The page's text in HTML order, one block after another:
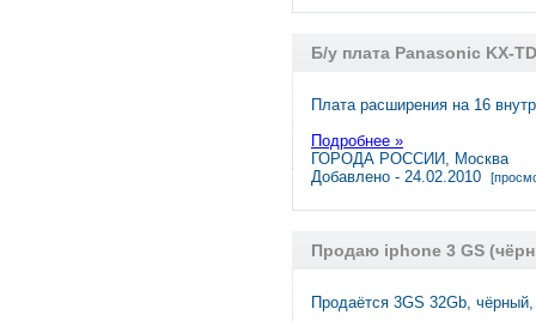
Б/у плата Panasonic KX-
Плата расширения на 16
Подробнее »
ГОРОДА РОССИИ, Москва
Добавлено - 24.02.2010
Продаю iphone 3 GS
Продаётся 3GS 32Gb,